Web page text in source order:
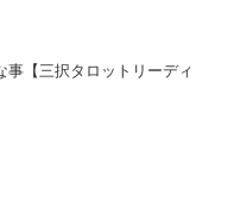
事【三択タロットリーディ